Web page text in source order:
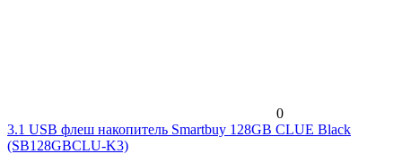
0
3.1 USB флеш накопитель Smartbuy 128GB CLUE Black
(SB128GBCLU-K3)